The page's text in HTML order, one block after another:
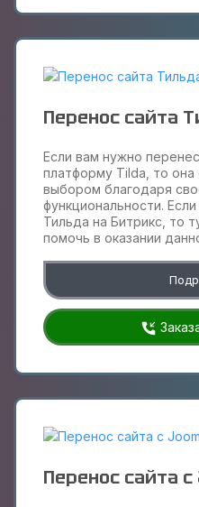
Перенос сайта
Если вам нужно
платформу Tilda, то она
выбором благодаря
функциональности.
Тильда на Битрикс, то
помочь в оказании
Перенос сайта